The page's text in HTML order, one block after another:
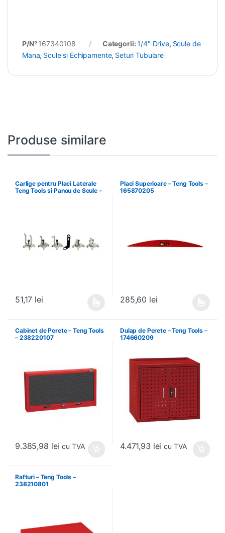
P/N°167340108 Categorii:1/4" Drive, Scule de
Mana, Scule si Echipamente, Seturi Tubulare
Produse similare
Carlige pentru Placi Laterale
Teng Tools si Panou de Scule –
51,17 lei
Placi Superioare – Teng Tools –
165870205
285,60 lei
Cabinet de Perete – Teng Tools
– 238220107
9.385,98 lei cu TVA
Dulap de Perete – Teng Tools –
174660209
4.471,93 lei cu TVA
Rafturi – Teng Tools –
238210801